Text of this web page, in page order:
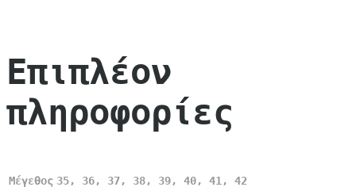
Επιπλέον
πληροφορίες
Μέγεθος 35, 36, 37, 38, 39, 40, 41, 42